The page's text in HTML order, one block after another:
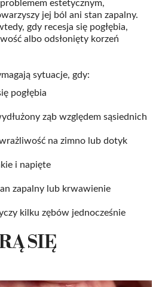
jej ból ani stan zapalny.
gdy recesja się pogłębia,
albo odsłonięty korzeń
sytuacje, gdy:
pogłębia
ząb względem sąsiednich
na zimno lub dotyk
i napięte
zapalny lub krwawienie
kilku zębów jednocześnie
SIĘ